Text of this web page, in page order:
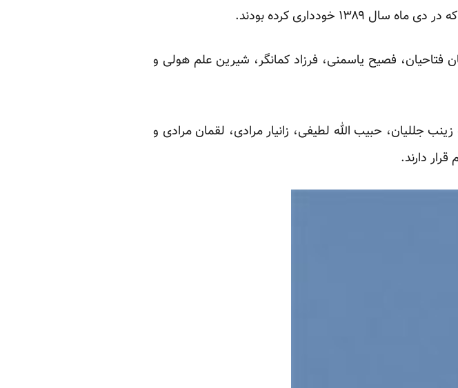
خودداری کرده بودند.
از جمله، احسان فتاحیان، فصیح یاسمنی، فرزاد کمانگر، شیرین علم هولی و
کرد از جمله زینب جللیان، حبیب الله لطیفی، زانیار مرادی، لقمان مرادی و
دارند.